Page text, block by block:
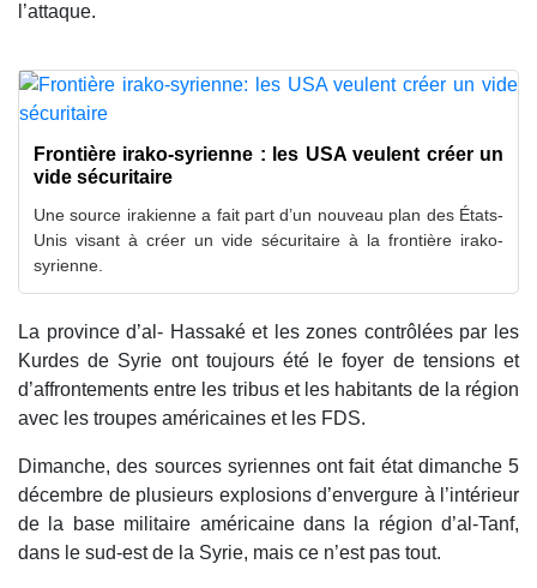
l’attaque.
Frontière irako-syrienne : les USA veulent créer un
vide sécuritaire
Une source irakienne a fait part d’un nouveau plan des États-
Unis visant à créer un vide sécuritaire à la frontière irako-
syrienne.
La province d’al- Hassaké et les zones contrôlées par les
Kurdes de Syrie ont toujours été le foyer de tensions et
d’affrontements entre les tribus et les habitants de la région
avec les troupes américaines et les FDS.
Dimanche, des sources syriennes ont fait état dimanche 5
décembre de plusieurs explosions d’envergure à l’intérieur
de la base militaire américaine dans la région d’al-Tanf,
dans le sud-est de la Syrie, mais ce n’est pas tout.